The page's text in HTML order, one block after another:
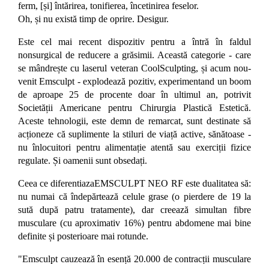
ferm, [și] întărirea, tonifierea, încetinirea feselor.
Oh, și nu există timp de oprire. Desigur.
Este cel mai recent dispozitiv pentru a întră în faldul
nonsurgical de reducere a grăsimii. Această categorie - care
se mândrește cu laserul veteran CoolSculpting, și acum nou-
venit Emsculpt - explodează pozitiv, experimentand un boom
de aproape 25 de procente doar în ultimul an, potrivit
Societății Americane pentru Chirurgia Plastică Estetică.
Aceste tehnologii, este demn de remarcat, sunt destinate să
acționeze că suplimente la stiluri de viață active, sănătoase -
nu înlocuitori pentru alimentație atentă sau exerciții fizice
regulate. Și oamenii sunt obsedați.
Ceea ce diferentiazaEMSCULPT NEO RF este dualitatea să:
nu numai că îndepărtează celule grase (o pierdere de 19 la
sută după patru tratamente), dar creează simultan fibre
musculare (cu aproximativ 16%) pentru abdomene mai bine
definite și posterioare mai rotunde.
"Emsculpt cauzează în esență 20.000 de contracții musculare